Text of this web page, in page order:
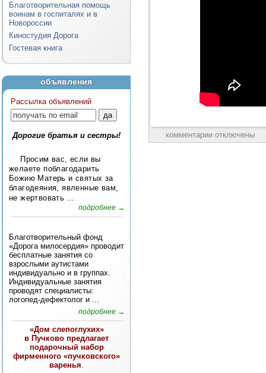
Благотворительная помощь
воинам в госпиталях и в
Новороссии
Киностудия Дорога
Гостевая книга
объявления
Рассылка объявлений
Дорогие братья и сестры!
Просим вас, если вы
желаете поблагодарить
Божию Матерь и святых за
благодеяния, явленные вам,
не жертвовать ...
подробнее →
Благотворительный фонд
«Дорога милосердия» проводит
бесплатные занятия со
взрослыми аутистами
индивидуально и в группах.
Индивидуальные занятия
проводят специалисты:
логопед-дефектолог и ...
подробнее →
«Дом слепоглухих»
в Пучково предлагает
подарочный набор
фирменного «пучковского»
варенья.
комментарии отключены